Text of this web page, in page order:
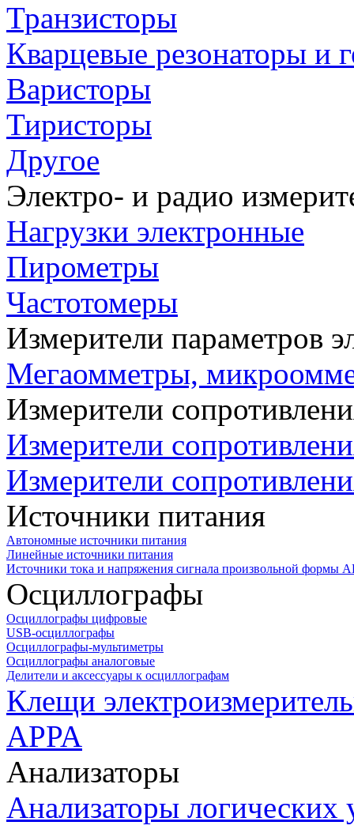
Транзисторы
Кварцевые резонаторы и
Варисторы
Тиристоры
Другое
Электро- и радио
Нагрузки электронные
Пирометры
Частотомеры
Измерители параметров
Мегаомметры,
Измерители
Измерители
Измерители
Источники питания
Автономные источники питания
Линейные источники питания
Источники тока и напряжения сигнала произвольной формы
Осциллографы
Осциллографы цифровые
USB-осциллографы
Осциллографы-мультиметры
Осциллографы аналоговые
Делители и аксессуары к осциллографам
Клещи
APPA
Анализаторы
Анализаторы логических